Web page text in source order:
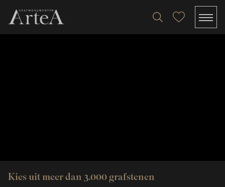
Kies uit meer dan 3.000 grafstenen